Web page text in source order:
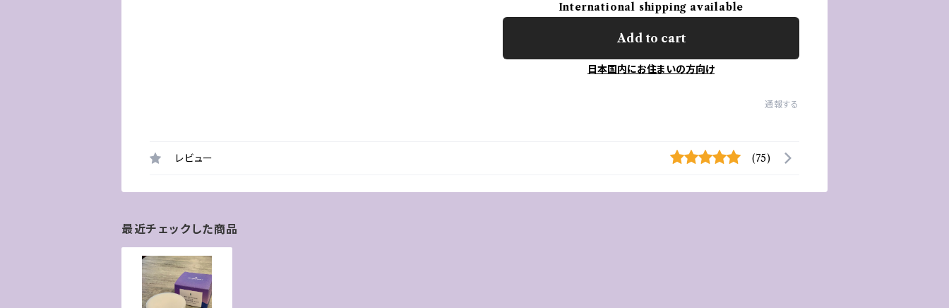
International shipping available
Add to cart
日本国内にお住まいの方向け
通報する
レビュー (75)
最近チェックした商品